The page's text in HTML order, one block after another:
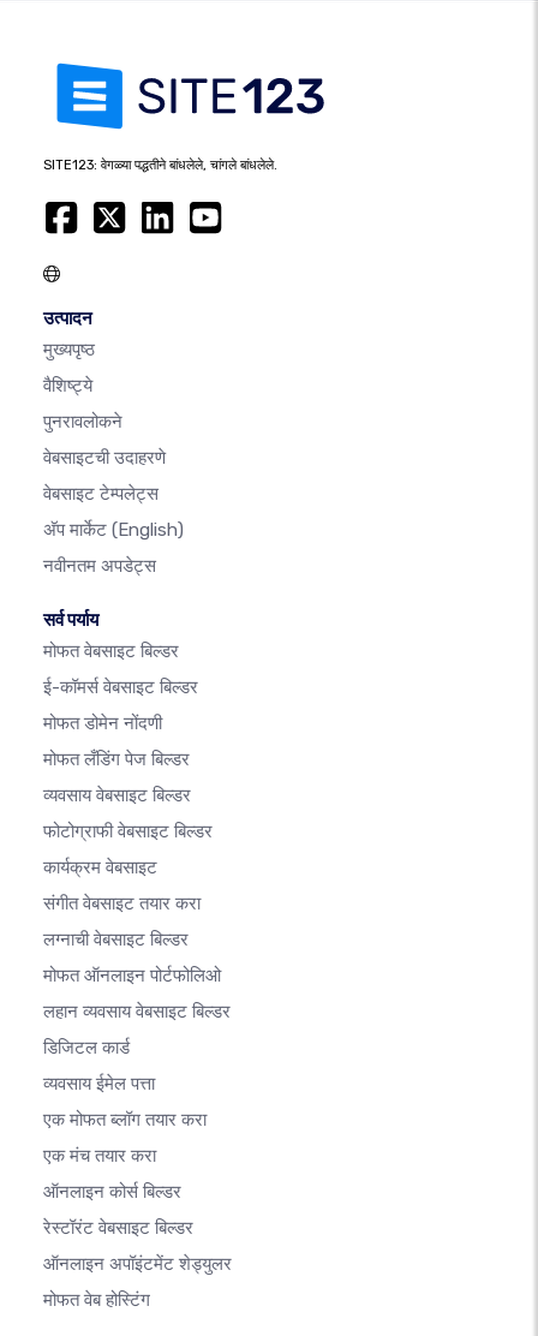
SITE123: वेगळ्या पद्धतीने बांधलेले, चांगले बांधलेले.
उत्पादन
मुख्यपृष्ठ
वैशिष्ट्ये
पुनरावलोकने
वेबसाइटची उदाहरणे
वेबसाइट टेम्पलेट्स
अ‍ॅप मार्केट (English)
नवीनतम अपडेट्स
सर्व पर्याय
मोफत वेबसाइट बिल्डर
ई-कॉमर्स वेबसाइट बिल्डर
मोफत डोमेन नोंदणी
मोफत लँडिंग पेज बिल्डर
व्यवसाय वेबसाइट बिल्डर
फोटोग्राफी वेबसाइट बिल्डर
कार्यक्रम वेबसाइट
संगीत वेबसाइट तयार करा
लग्नाची वेबसाइट बिल्डर
मोफत ऑनलाइन पोर्टफोलिओ
लहान व्यवसाय वेबसाइट बिल्डर
डिजिटल कार्ड
व्यवसाय ईमेल पत्ता
एक मोफत ब्लॉग तयार करा
एक मंच तयार करा
ऑनलाइन कोर्स बिल्डर
रेस्टॉरंट वेबसाइट बिल्डर
ऑनलाइन अपॉइंटमेंट शेड्युलर
मोफत वेब होस्टिंग